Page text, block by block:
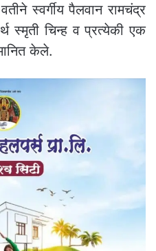
स्वर्गीय पैलवान रामचंद्र
स्मृती चिन्ह व प्रत्येकी एक
केले.